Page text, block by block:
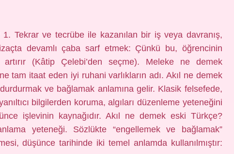
Tekrar ve tecrübe ile kazanılan bir iş veya davranış,
devamlı çaba sarf etmek: Çünkü bu, öğrencinin
(Kâtip Çelebi’den seçme). Meleke ne demek
tam itaat eden iyi ruhani varlıkların adı. Akıl ne demek
ve bağlamak anlamına gelir. Klasik felsefede,
bilgilerden koruma, algıları düzenleme yeteneğini
işlevinin kaynağıdır. Akıl ne demek eski Türkçe?
yeteneği. Sözlükte “engellemek ve bağlamak”
düşünce tarihinde iki temel anlamda kullanılmıştır: